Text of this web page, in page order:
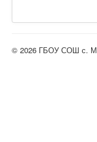
© 2026 ГБОУ СОШ с.